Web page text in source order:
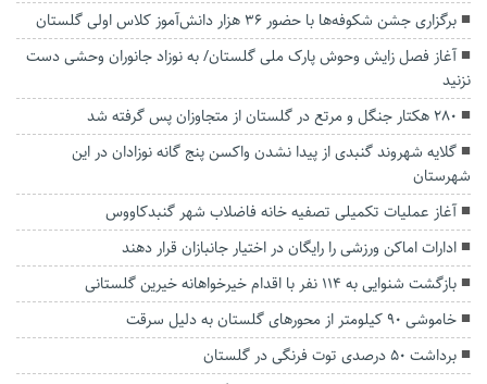
برگزاری جشن شکوفه‌ها با حضور ۳۶ هزار دانش‌آموز کلاس اولی گلستان
آغاز فصل زایش وحوش پارک ملی گلستان/ به نوزاد جانوران وحشی دست
نزنید
۲۸۰ هکتار جنگل و مرتع در گلستان از متجاوزان پس گرفته شد
گلایه شهروند گنبدی از پیدا نشدن واکسن پنج گانه نوزادان در‌ این
شهرستان
آغاز عملیات تکمیلی تصفیه خانه فاضلاب شهر گنبدکاووس
ادارات اماکن ورزشی را رایگان در اختیار جانبازان قرار دهند
بازگشت شنوایی به ۱۱۴ نفر با اقدام خیرخواهانه خیرین گلستانی
خاموشی ۹۰ کیلومتر از محورهای گلستان به دلیل سرقت
برداشت ۵۰ درصدی توت فرنگی در گلستان